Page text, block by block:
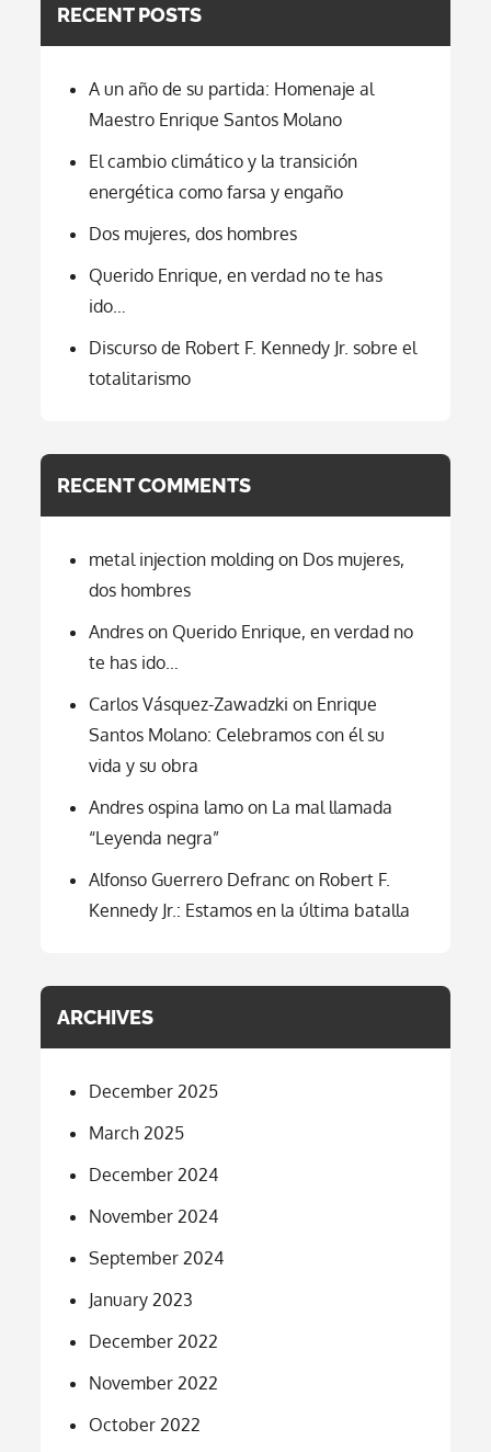
RECENT POSTS
A un año de su partida: Homenaje al
Maestro Enrique Santos Molano
El cambio climático y la transición
energética como farsa y engaño
Dos mujeres, dos hombres
Querido Enrique, en verdad no te has
ido…
Discurso de Robert F. Kennedy Jr. sobre el
totalitarismo
RECENT COMMENTS
metal injection molding on Dos mujeres,
dos hombres
Andres on Querido Enrique, en verdad no
te has ido…
Carlos Vásquez-Zawadzki on Enrique
Santos Molano: Celebramos con él su
vida y su obra
Andres ospina lamo on La mal llamada
“Leyenda negra”
Alfonso Guerrero Defranc on Robert F.
Kennedy Jr.: Estamos en la última batalla
ARCHIVES
December 2025
March 2025
December 2024
November 2024
September 2024
January 2023
December 2022
November 2022
October 2022